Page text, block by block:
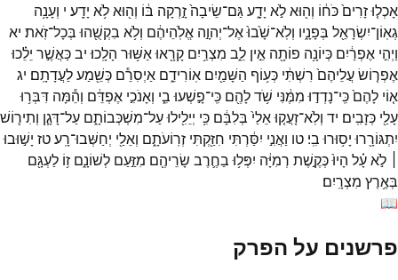
אָכְל֤וּזָרִים֙כֹּח֔וֹ וְה֖וּאלֹ֣א יָדָ֑עגַּם־שֵׂיבָה֙זָ֣רְקָה בּ֔וֹ וְה֖וּאלֹ֥א יָדָֽע׃ י וְעָנָ֥ה
גְאֽוֹן־יִשְׂרָאֵ֖ל בְּפָנָ֑יו וְלֹֽא־שָׁ֙בוּ֙אֶל־יְהוָ֣ה אֱלֹֽהֵיהֶ֔ם וְלֹ֥א בִקְשֻׁ֖הוּ בְּכָל־זֹֽאת׃ יא
וַיְהִ֣י אֶפְרַ֔יִם כְּיוֹנָ֥ה פוֹתָ֖ה אֵ֣ין לֵ֑ב מִצְרַ֥יִם קָרָ֖אוּאַשּׁ֥וּר הָלָֽכוּ׃ יבכַּאֲשֶׁ֣ר יֵלֵ֗כוּ
אֶפְר֤וֹשׂעֲלֵיהֶם֙ רִשְׁתִּ֔י כְּע֥וֹף הַשָּׁמַ֖יִם אֽוֹרִידֵ֑ם אַיְסִרֵ֕ם כְּשֵׁ֖מַעלַעֲדָתָֽם׃ יג
א֤וֹי לָהֶם֙כִּֽי־נָדְד֣וּ מִמֶּ֔נִּי שֹׁ֥דלָהֶ֖ם כִּֽי־פָ֣שְׁעוּ בִ֑י וְאָנֹכִ֣י אֶפְדֵּ֔ם וְהֵ֕מָּה דִּבְּר֥וּ
עָלַ֖י כְּזָבִֽים׃ יד וְלֹֽא־זָעֲק֤וּאֵלַי֙ בְּלִבָּ֔ם כִּ֥י יְיֵלִ֖ילוּעַל־מִשְׁכְּבוֹתָ֑ם עַל־דָּגָ֧ן וְתִיר֛וֹשׁ
יִתְגּוֹרָ֖רוּ יָס֥וּרוּ בִֽי׃ טו וַאֲנִ֣י יִסַּ֔רְתִּי חִזַּ֖קְתִּי זְרֽוֹעֹתָ֑ם וְאֵלַ֖י יְחַשְּׁבוּ־רָֽע׃טז יָשׁ֣וּבוּ
לֹ֣אעָ֗ל הָיוּ֙כְּקֶ֣שֶׁת רְמִיָּ֔ה יִפְּל֥וּ בַחֶ֛רֶב שָׂרֵיהֶ֖ם מִזַּ֣עַם לְשׁוֹנָ֑ם ז֥וֹ לַעְגָּ֖ם
בְּאֶ֥רֶץ מִצְרָֽיִם׃
📖
פרשנים על הפרק